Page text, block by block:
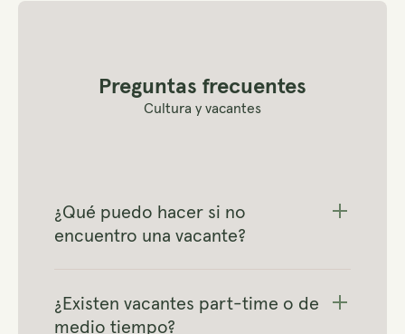
Preguntas frecuentes
Cultura y vacantes
¿Qué puedo hacer si no
encuentro una vacante?
¿Existen vacantes part-time o de
medio tiempo?